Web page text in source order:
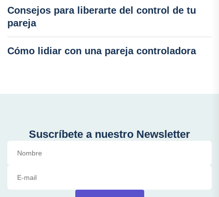
Consejos para liberarte del control de tu
pareja
Cómo lidiar con una pareja controladora
Suscríbete a nuestro Newsletter